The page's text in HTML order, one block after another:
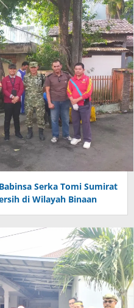
Serka Tomi Sumirat
di Wilayah Binaan